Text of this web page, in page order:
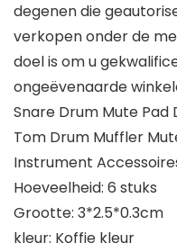
degenen die
verkopen onder de
doel is om u
ongeëvenaarde
Snare Drum Mute Pad
Tom Drum Muffler
Instrument
Hoeveelheid: 6 stuks
Grootte: 3*2.5*0.3cm
kleur: Koffie kleur